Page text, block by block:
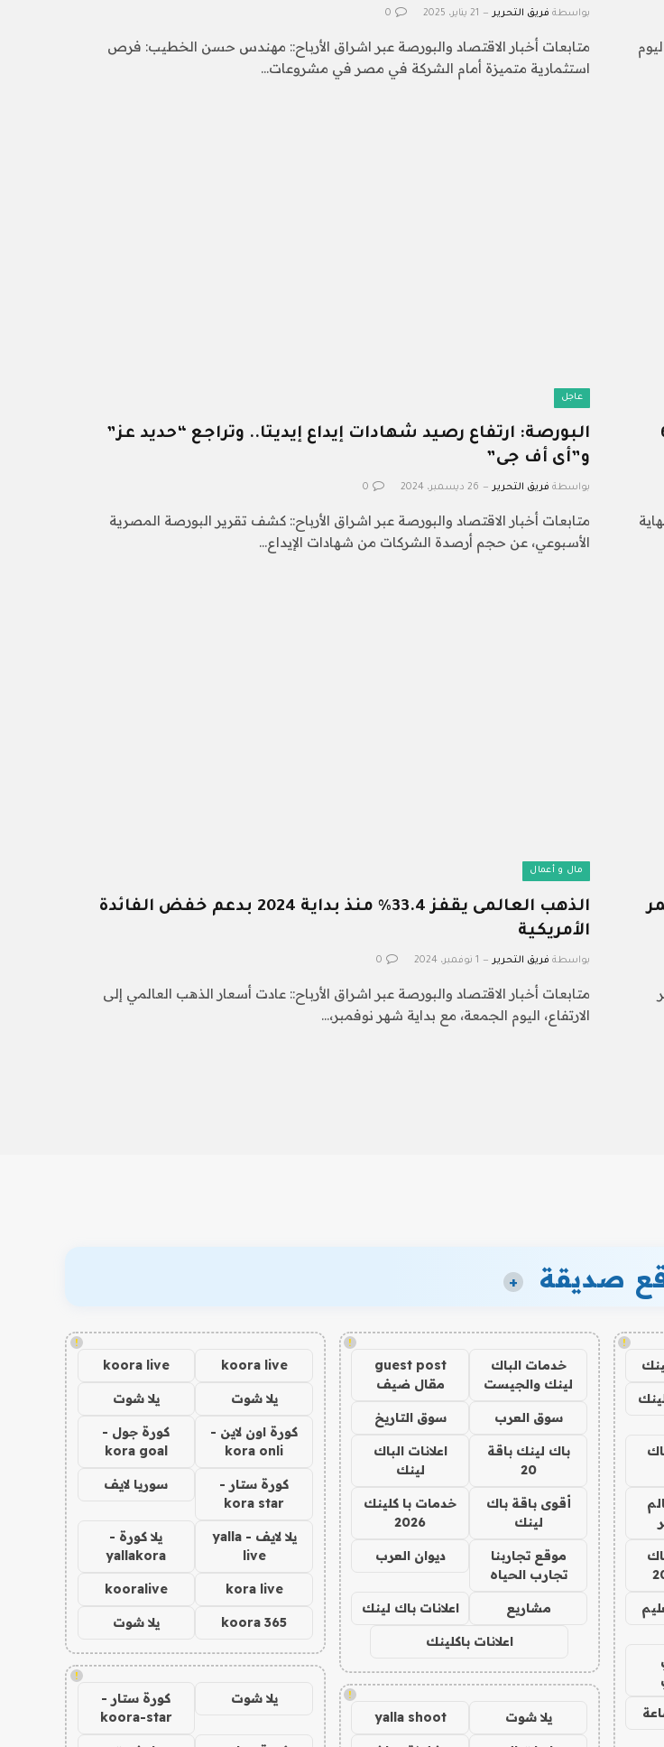
بواسطة فريق التحرير 21 يناير، 2025 0
متابعات أخبار الاقتصاد والبورصة عبر اشراق الأرباح:: مهندس حسن الخطيب: فرص
استثمارية متميزة أمام الشركة في مصر في مشروعات…
عاجل
البورصة: ارتفاع رصيد شهادات إيداع إيديتا.. وتراجع “حديد عز”
و”أى أف جى”
بواسطة فريق التحرير 26 ديسمبر، 2024 0
متابعات أخبار الاقتصاد والبورصة عبر اشراق الأرباح:: كشف تقرير البورصة المصرية
الأسبوعي، عن حجم أرصدة الشركات من شهادات الإيداع…
مال و أعمال
الذهب العالمى يقفز 33.4% منذ بداية 2024 بدعم خفض الفائدة
الأمريكية
بواسطة فريق التحرير 1 نوفمبر، 2024 0
متابعات أخبار الاقتصاد والبورصة عبر اشراق الأرباح:: عادت أسعار الذهب العالمي إلى
الارتفاع، اليوم الجمعة، مع بداية شهر نوفمبر،…
صديقة +
!
!
خدمات الباك
لينك والجيست
guest post
مقال ضيف
سوق العرب سوق التاريخ
باك لينك باقة
20
اعلانات الباك
لينك
أقوى باقة باك
لينك
خدمات با كلينك
2026
موقع تجاربنا
تجارب الحياه
ديوان العرب
مشاريع اعلانات باك لينك
اعلانات باكلينك
!
يلا شوت yalla shoot
!
koora live
koora live
يلا شوت يلا شوت
كورة اون لاين -
kora onli
كورة جول -
kora goal
كورة ستار -
kora star
سوريا لايف
يلا لايف - yalla
live
يلا كورة -
yallakora
kora live
kooralive
koora 365 يلا شوت
!
يلا شوت
كورة ستار -
koora-star